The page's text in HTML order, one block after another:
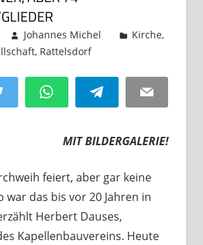
Johannes Michel Kirche,
, Rattelsdorf
Twitter WhatsAppTelegram Email
MIT BILDERGALERIE!
feiert, aber gar keine
war das bis vor 20 Jahren in
Herbert Dauses,
Kapellenbauvereins. Heute